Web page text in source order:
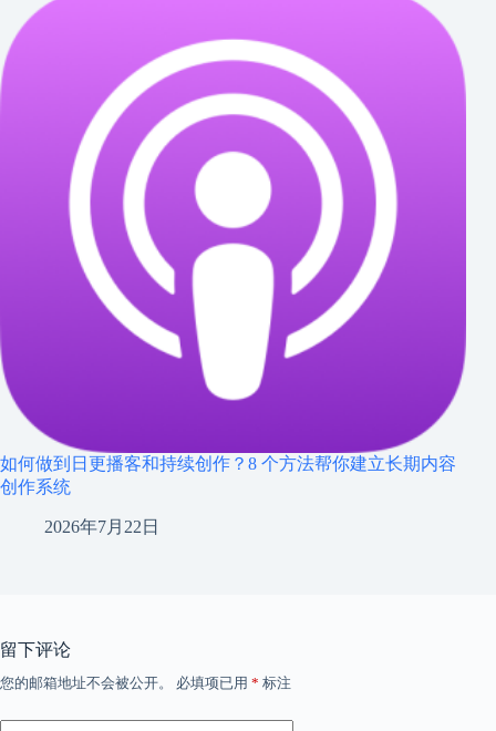
如何做到日更播客和持续创作？8 个方法帮你建立长期内容
创作系统
2026年7月22日
留下评论
您的邮箱地址不会被公开。 必填项已用 * 标注